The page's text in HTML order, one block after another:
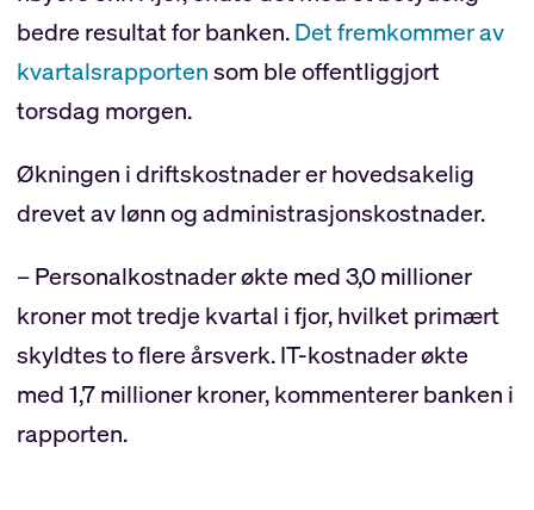
bedre resultat for banken.Det fremkommer av
kvartalsrapportensom ble offentliggjort
torsdag morgen.
Økningen i driftskostnader er hovedsakelig
drevet av lønn og administrasjonskostnader.
– Personalkostnader økte med 3,0 millioner
kroner mot tredje kvartal i fjor, hvilket primært
skyldtes to flere årsverk. IT-kostnader økte
med 1,7 millioner kroner, kommenterer banken i
rapporten.